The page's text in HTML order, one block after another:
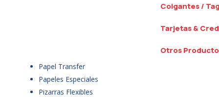
Colgantes /
Tarjetas &
Otros
Papel Transfer
Papeles Especiales
Pizarras Flexibles